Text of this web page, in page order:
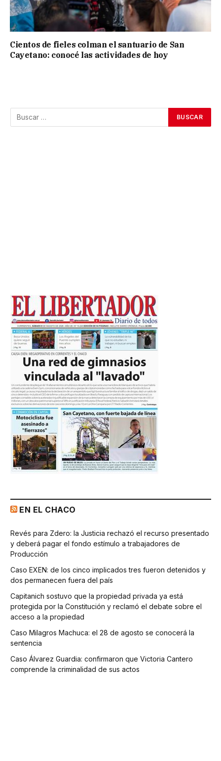
Cientos de fieles colman el santuario de San
Cayetano: conocé las actividades de hoy
EN EL CHACO
Revés para Zdero: la Justicia rechazó el recurso presentado
y deberá pagar el fondo estímulo a trabajadores de
Producción
Caso EXEN: de los cinco implicados tres fueron detenidos y
dos permanecen fuera del país
Capitanich sostuvo que la propiedad privada ya está
protegida por la Constitución y reclamó el debate sobre el
acceso a la propiedad
Caso Milagros Machuca: el 28 de agosto se conocerá la
sentencia
Caso Álvarez Guardia: confirmaron que Victoria Cantero
comprende la criminalidad de sus actos